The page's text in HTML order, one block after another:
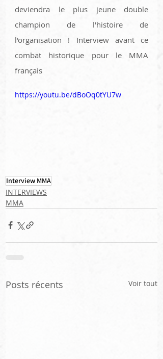
deviendra le plus jeune double
champion de l'histoire de
l'organisation ! Interview avant ce
combat historique pour le MMA
français
https://youtu.be/dBoOq0tYU7w
Interview MMA
INTERVIEWS
MMA
Posts récents Voir tout